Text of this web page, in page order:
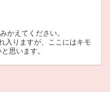
かえてください。
入りますが、ここにはキモ
思います。